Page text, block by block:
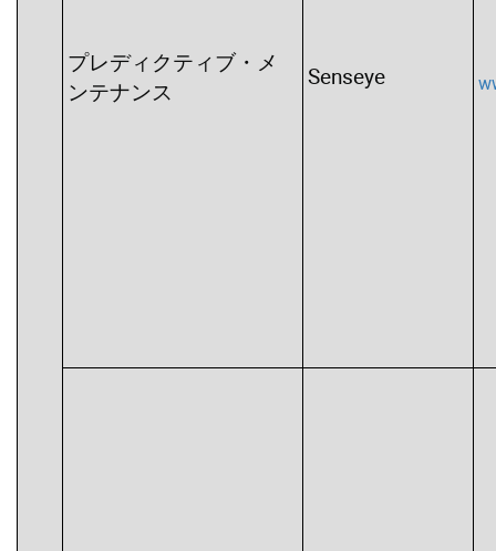
プレディクティブ・メ
ンテナンス
Senseye